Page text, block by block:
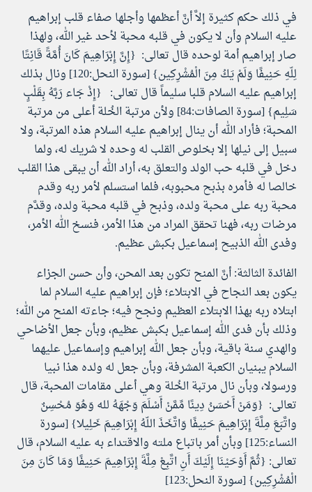
في ذلك حكم كثيرة إلاَّ أنَّ أعظمها وأجلها صفاء قلب إبراهيم
عليه السلام وأن لا يكون في قلبه محبة لأحد غير الله، ولهذا
صار إبراهيم أمة لوحده قال تعالى: {إِنَّ إِبْرَاهِيمَ كَانَ أُمَّةً قَانِتًا
لِلّهِ حَنِيفًا وَلَمْ يَكُ مِنَ الْمُشْرِكِين} [سورة النحل:120] ونال بذلك
إبراهيم عليه السلام قلبا سليماً قال تعالى: {إِذْ جَاء رَبَّهُ بِقَلْبٍ
سَلِيم} [سورة الصافات:84] ولأن مرتبة الخُلة أعلى من مرتبة
المحبة؛ فأراد الله أن ينال إبراهيم عليه السلام هذه المرتبة، ولا
سبيل إلى نيلها إلا بخلوص القلب له وحده لا شريك له، ولما
دخل في قلبه حب الولد والتعلق به، أراد الله أن يبقى هذا القلب
خالصا له فأمره بذبح محبوبه، فلما استسلم لأمر ربه وقدم
محبة ربه على محبة ولده، وذبح في قلبه محبة ولده، وقدَّم
مرضات ربه، فهنا تحقق المراد من هذا الأمر، فنسخ الله الأمر،
وفدى الله الذبيح إسماعيل بكبش عظيم.
الفائدة الثالثة: أنَّ المنح تكون بعد المحن، وأن حسن الجزاء
يكون بعد النجاح في الابتلاء؛ فإن إبراهيم عليه السلام لما
ابتلاه ربه بهذا الابتلاء العظيم ونجح فيه؛ جاءته المنح من الله؛
وذلك بأن فدى الله إسماعيل بكبش عظيم، وبأن جعل الأضاحي
والهدي سنة باقية، وبأن جعل الله إبراهيم وإسماعيل عليهما
السلام يبنيان الكعبة المشرفة، وبأن جعل له ولده هذا نبيا
ورسولا، وبأن نال مرتبة الخُلة وهي أعلى مقامات المحبة، قال
تعالى: {وَمَنْ أَحْسَنُ دِينًا مِّمَّنْ أَسْلَمَ وَجْهَهُ لله وَهُوَ مُحْسِنٌ
واتَّبَعَ مِلَّةَ إِبْرَاهِيمَ حَنِيفًا وَاتَّخَذَ اللّهُ إِبْرَاهِيمَ خَلِيلا} [سورة
النساء:125] وبأن أمر باتباع ملته والاقتداء به عليه السلام، قال
تعالى: {ثُمَّ أَوْحَيْنَا إِلَيْكَ أَنِ اتَّبِعْ مِلَّةَ إِبْرَاهِيمَ حَنِيفًا وَمَا كَانَ مِنَ
الْمُشْرِكِين} [سورة النحل:123]